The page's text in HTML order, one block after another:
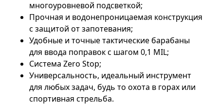
многоуровневой подсветкой;
Прочная и водонепроницаемая конструкция
с защитой от запотевания;
Удобные и точные тактические барабаны
для ввода поправок с шагом 0,1 MIL;
Система Zero Stop;
Универсальность, идеальный инструмент
для любых задач, будь то охота в горах или
спортивная стрельба.